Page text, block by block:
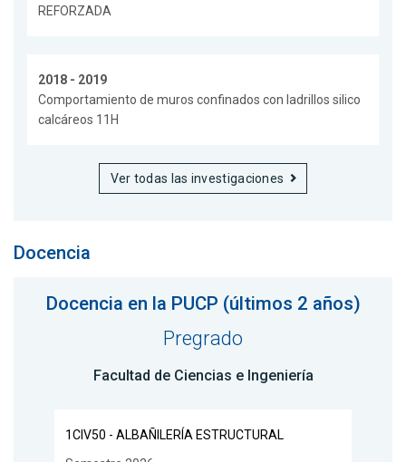
REFORZADA
2018 - 2019
Comportamiento de muros confinados con ladrillos silico
calcáreos 11H
Ver todas las investigaciones
Docencia
Docencia en la PUCP (últimos 2 años)
Pregrado
Facultad de Ciencias e Ingeniería
1CIV50 - ALBAÑILERÍA ESTRUCTURAL